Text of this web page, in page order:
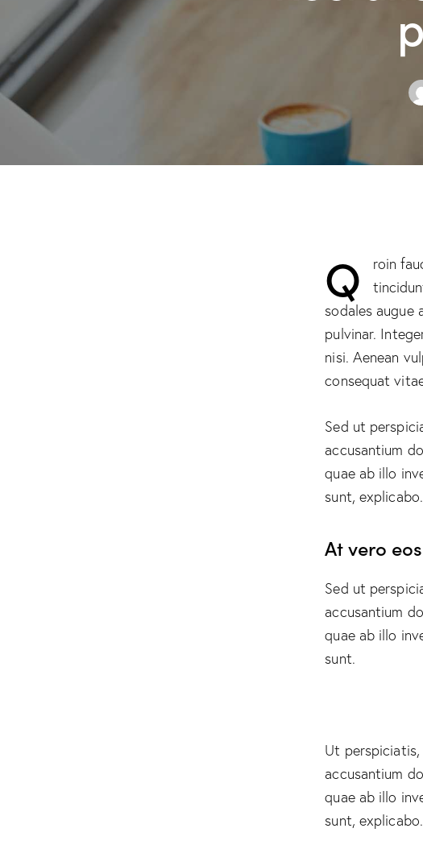
Q
roin
sodales augue
pulvinar.
nisi. Aenean
consequat
Sed ut
accusantium
quae ab illo
sunt, explicabo.
At vero
Sed ut
accusantium
quae ab illo
sunt.
Ut
accusantium
quae ab illo
sunt, explicabo.